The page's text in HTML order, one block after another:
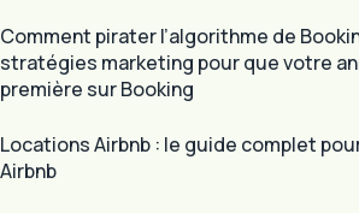
Comment pirater l’algorithme de
stratégies marketing pour que votre
première sur Booking
Locations Airbnb : le guide complet
Airbnb